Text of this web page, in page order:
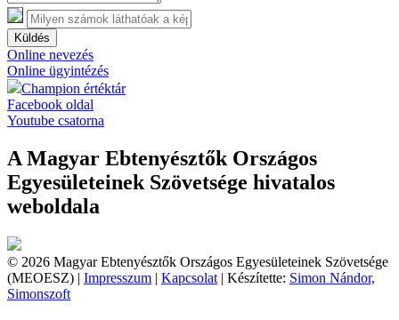
Küldés
Online nevezés
Online ügyintézés
Champion értéktár
Facebook oldal
Youtube csatorna
A Magyar Ebtenyésztők Országos
Egyesületeinek Szövetsége hivatalos
weboldala
© 2026 Magyar Ebtenyésztők Országos Egyesületeinek Szövetsége
(MEOESZ) | Impresszum | Kapcsolat | Készítette: Simon Nándor,
Simonszoft